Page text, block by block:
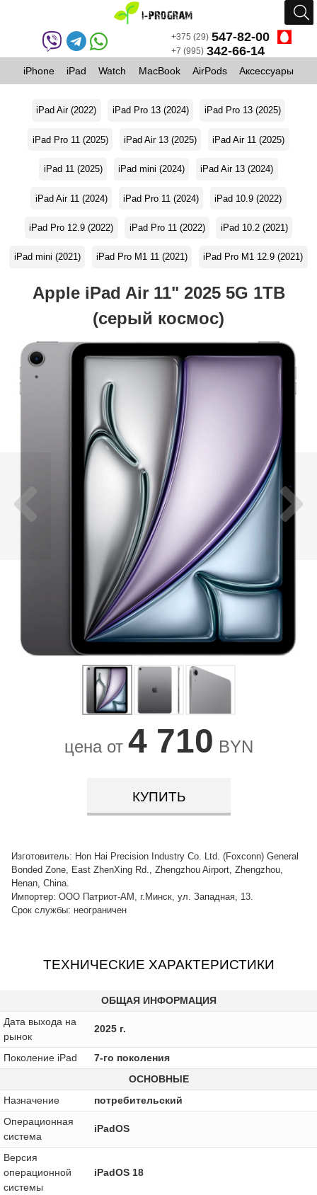
+375 (29) 547-82-00
+7 (995) 342-66-14
iPhone iPad Watch MacBook AirPods Аксессуары
iPad Air (2022) iPad Pro 13 (2024) iPad Pro 13 (2025)
iPad Pro 11 (2025) iPad Air 13 (2025) iPad Air 11 (2025)
iPad 11 (2025) iPad mini (2024) iPad Air 13 (2024)
iPad Air 11 (2024) iPad Pro 11 (2024) iPad 10.9 (2022)
iPad Pro 12.9 (2022) iPad Pro 11 (2022) iPad 10.2 (2021)
iPad mini (2021) iPad Pro M1 11 (2021) iPad Pro M1 12.9 (2021)
Apple iPad Air 11" 2025 5G 1TB
(серый космос)
цена от 4 710 BYN
КУПИТЬ
Изготовитель: Hon Hai Precision Industry Co. Ltd. (Foxconn) General
Bonded Zone, East ZhenXing Rd., Zhengzhou Airport, Zhengzhou,
Henan, China.
Импортер: ООО Патриот-АМ, г.Минск, ул. Западная, 13.
Срок службы: неограничен
ТЕХНИЧЕСКИЕ ХАРАКТЕРИСТИКИ
ОБЩАЯ ИНФОРМАЦИЯ
Дата выхода на
рынок
2025 г.
Поколение iPad
7-го поколения
ОСНОВНЫЕ
Назначение
потребительский
Операционная
система
iPadOS
Версия
операционной
системы
iPadOS 18